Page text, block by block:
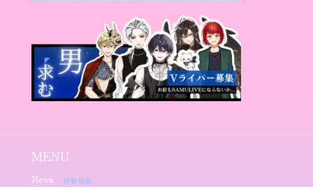
MENU
News 最新情報